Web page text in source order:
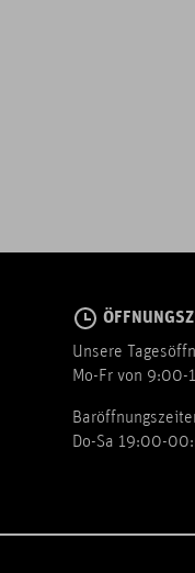
Unsere
Mo-Fr von 9:00-
Do-Sa 19:00-